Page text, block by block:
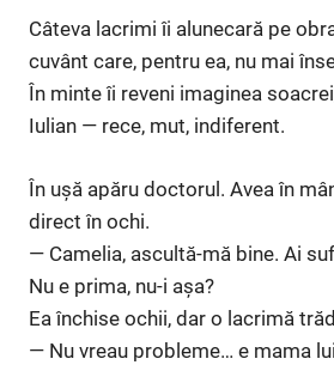
Câteva lacrimi îi alunecară pe
cuvânt care, pentru ea, nu mai
În minte îi reveni imaginea
Iulian — rece, mut, indiferent.
În ușă apăru doctorul. Avea în
direct în ochi.
— Camelia, ascultă-mă bine. Ai
Nu e prima, nu-i așa?
Ea închise ochii, dar o lacrimă
— Nu vreau probleme… e mama